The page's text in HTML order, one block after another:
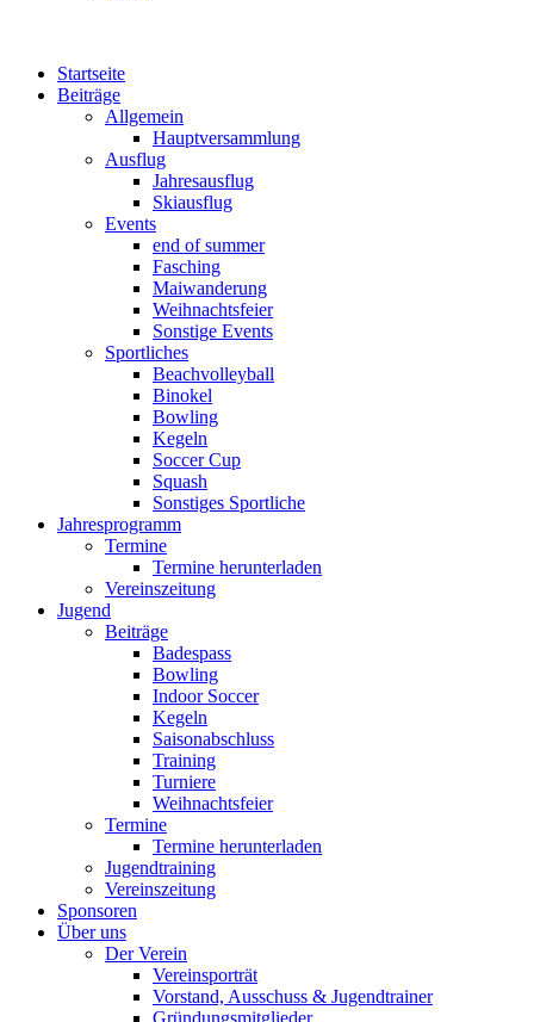
Startseite
Beiträge
Allgemein
Hauptversammlung
Ausflug
Jahresausflug
Skiausflug
Events
end of summer
Fasching
Maiwanderung
Weihnachtsfeier
Sonstige Events
Sportliches
Beachvolleyball
Binokel
Bowling
Kegeln
Soccer Cup
Squash
Sonstiges Sportliche
Jahresprogramm
Termine
Termine herunterladen
Vereinszeitung
Jugend
Beiträge
Badespass
Bowling
Indoor Soccer
Kegeln
Saisonabschluss
Training
Turniere
Weihnachtsfeier
Termine
Termine herunterladen
Jugendtraining
Vereinszeitung
Sponsoren
Über uns
Der Verein
Vereinsporträt
Vorstand, Ausschuss & Jugendtrainer
Gründungsmitglieder